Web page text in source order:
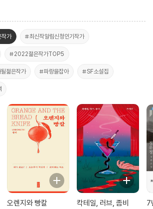
가 #최신작알림신청인기작가
#2022젊은작가TOP5
젊은작가 #파랑을잡아 #SF소설집
오렌지와 빵칼 칵테일, 러브, 좀비 7